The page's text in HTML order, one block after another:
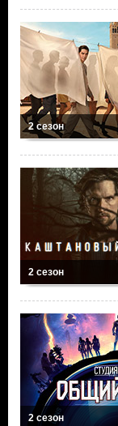
2 сезон
2 сезон
2 сезон